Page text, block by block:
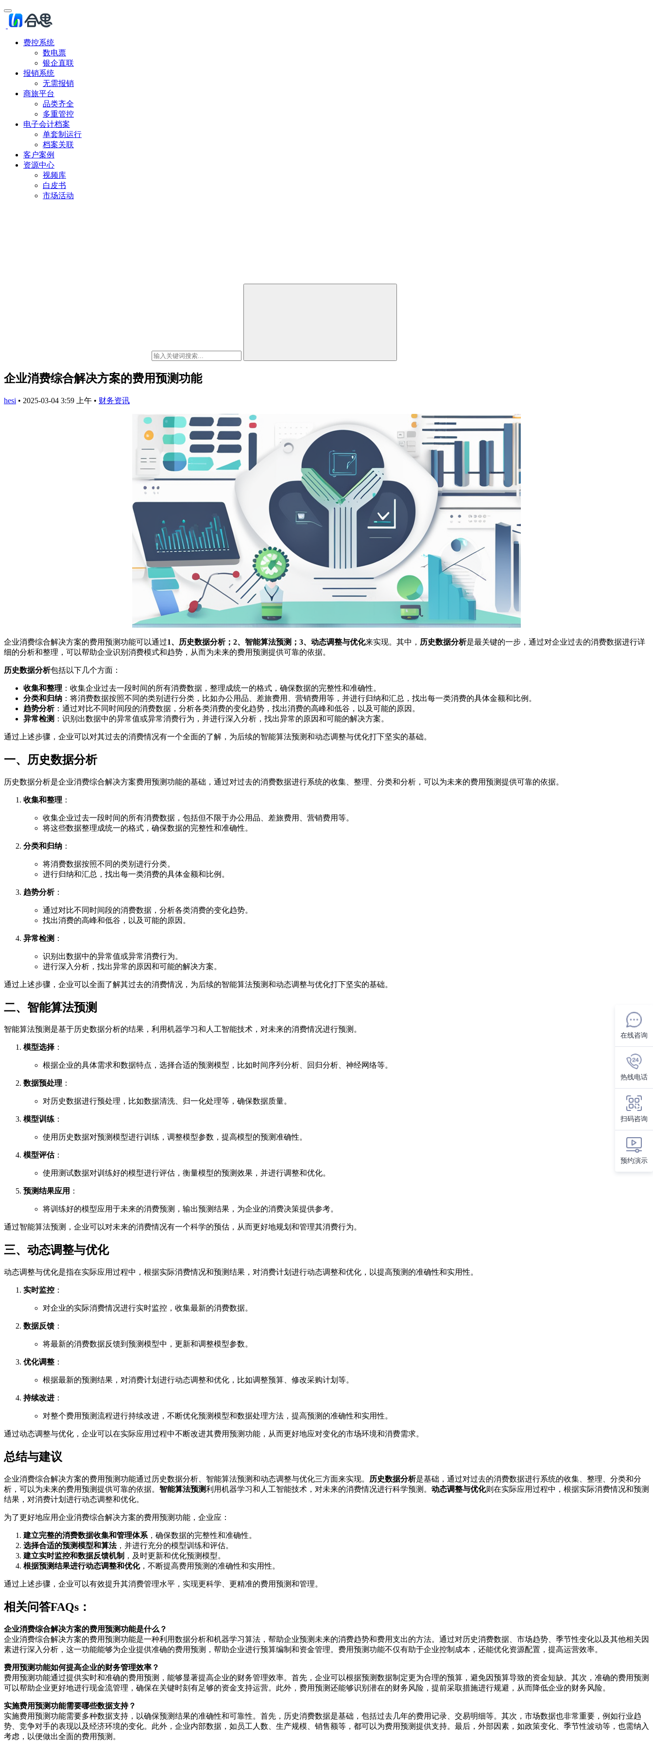
费控系统
数电票
银企直联
报销系统
无需报销
商旅平台
品类齐全
多重管控
电子会计档案
单套制运行
档案关联
客户案例
资源中心
视频库
白皮书
市场活动
企业消费综合解决方案的费用预测功能
hesi • 2025-03-04 3:59 上午 • 财务资讯
企业消费综合解决方案的费用预测功能可以通过1、历史数据分析；2、智能算法预测；3、动态调整与优化来实现。其中， 历史数据分析是最关键的一步，通过对企业过去的消费数据进行详
细的分析和整理，可以帮助企业识别消费模式和趋势，从而为未来的费用预测提供可靠的依据。
历史数据分析包括以下几个方面：
收集和整理 ：收集企业过去一段时间的所有消费数据，整理成统一的格式，确保数据的完整性和准确性。
分类和归纳 ：将消费数据按照不同的类别进行分类，比如办公用品、差旅费用、营销费用等，并进行归纳和汇总，找出每一类消费的具体金额和比例。
趋势分析：通过对比不同时间段的消费数据，分析各类消费的变化趋势，找出消费的高峰和低谷，以及可能的原因。
异常检测 ：识别出数据中的异常值或异常消费行为，并进行深入分析，找出异常的原因和可能的解决方案。
通过上述步骤，企业可以对其过去的消费情况有一个全面的了解，为后续的智能算法预测和动态调整与优化打下坚实的基础。
一、历史数据分析
历史数据分析是企业消费综合解决方案费用预测功能的基础，通过对过去的消费数据进行系统的收集、整理、分类和分析，可以为未来的费用预测提供可靠的依据。
收集和整理 ：
收集企业过去一段时间的所有消费数据，包括但不限于办公用品、差旅费用、营销费用等。
将这些数据整理成统一的格式，确保数据的完整性和准确性。
分类和归纳 ：
将消费数据按照不同的类别进行分类。
进行归纳和汇总，找出每一类消费的具体金额和比例。
趋势分析：
通过对比不同时间段的消费数据，分析各类消费的变化趋势。
找出消费的高峰和低谷，以及可能的原因。
异常检测 ：
识别出数据中的异常值或异常消费行为。
进行深入分析，找出异常的原因和可能的解决方案。
通过上述步骤，企业可以全面了解其过去的消费情况，为后续的智能算法预测和动态调整与优化打下坚实的基础。
二、智能算法预测
智能算法预测是基于历史数据分析的结果，利用机器学习和人工智能技术，对未来的消费情况进行预测。
模型选择 ：
根据企业的具体需求和数据特点，选择合适的预测模型，比如时间序列分析、回归分析、神经网络等。
数据预处理 ：
对历史数据进行预处理，比如数据清洗、归一化处理等，确保数据质量。
模型训练 ：
使用历史数据对预测模型进行训练，调整模型参数，提高模型的预测准确性。
模型评估：
使用测试数据对训练好的模型进行评估，衡量模型的预测效果，并进行调整和优化。
预测结果应用 ：
将训练好的模型应用于未来的消费预测，输出预测结果，为企业的消费决策提供参考。
通过智能算法预测，企业可以对未来的消费情况有一个科学的预估，从而更好地规划和管理其消费行为。
三、动态调整与优化
动态调整与优化是指在实际应用过程中，根据实际消费情况和预测结果，对消费计划进行动态调整和优化，以提高预测的准确性和实用性。
实时监控 ：
对企业的实际消费情况进行实时监控，收集最新的消费数据。
数据反馈 ：
将最新的消费数据反馈到预测模型中，更新和调整模型参数。
优化调整 ：
根据最新的预测结果，对消费计划进行动态调整和优化，比如调整预算、修改采购计划等。
持续改进 ：
对整个费用预测流程进行持续改进，不断优化预测模型和数据处理方法，提高预测的准确性和实用性。
通过动态调整与优化，企业可以在实际应用过程中不断改进其费用预测功能，从而更好地应对变化的市场环境和消费需求。
总结与建议
企业消费综合解决方案的费用预测功能通过历史数据分析、智能算法预测和动态调整与优化三方面来实现。 历史数据分析是基础，通过对过去的消费数据进行系统的收集、整理、分类和分
析，可以为未来的费用预测提供可靠的依据。 智能算法预测利用机器学习和人工智能技术，对未来的消费情况进行科学预测。 动态调整与优化则在实际应用过程中，根据实际消费情况和预测
结果，对消费计划进行动态调整和优化。
为了更好地应用企业消费综合解决方案的费用预测功能，企业应：
建立完整的消费数据收集和管理体系 ，确保数据的完整性和准确性。
选择合适的预测模型和算法，并进行充分的模型训练和评估。
建立实时监控和数据反馈机制 ，及时更新和优化预测模型。
根据预测结果进行动态调整和优化，不断提高费用预测的准确性和实用性。
通过上述步骤，企业可以有效提升其消费管理水平，实现更科学、更精准的费用预测和管理。
相关问答FAQs：
企业消费综合解决方案的费用预测功能是什么？
企业消费综合解决方案的费用预测功能是一种利用数据分析和机器学习算法，帮助企业预测未来的消费趋势和费用支出的方法。通过对历史消费数据、市场趋势、季节性变化以及其他相关因
素进行深入分析，这一功能能够为企业提供准确的费用预测，帮助企业进行预算编制和资金管理。费用预测功能不仅有助于企业控制成本，还能优化资源配置，提高运营效率。
费用预测功能如何提高企业的财务管理效率？
费用预测功能通过提供实时和准确的费用预测，能够显著提高企业的财务管理效率。首先，企业可以根据预测数据制定更为合理的预算，避免因预算导致的资金短缺。其次，准确的费用预测
可以帮助企业更好地进行现金流管理，确保在关键时刻有足够的资金支持运营。此外，费用预测还能够识别潜在的财务风险，提前采取措施进行规避，从而降低企业的财务风险。
实施费用预测功能需要哪些数据支持？
实施费用预测功能需要多种数据支持，以确保预测结果的准确性和可靠性。首先，历史消费数据是基础，包括过去几年的费用记录、交易明细等。其次，市场数据也非常重要，例如行业趋
势、竞争对手的表现以及经济环境的变化。此外，企业内部数据，如员工人数、生产规模、销售额等，都可以为费用预测提供支持。最后，外部因素，如政策变化、季节性波动等，也需纳入
考虑，以便做出全面的费用预测。
在线咨询
热线电话
扫码咨询
预约演示